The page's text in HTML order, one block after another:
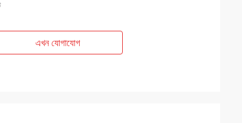
এখন যোগাযোগ